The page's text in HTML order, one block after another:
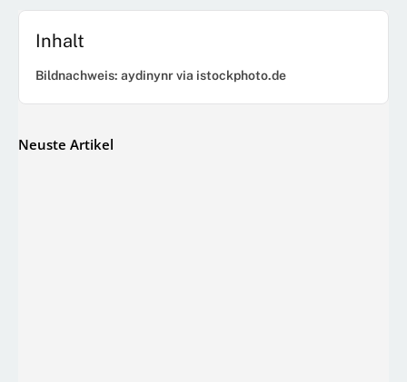
Inhalt
Bildnachweis: aydinynr via istockphoto.de
Neuste Artikel